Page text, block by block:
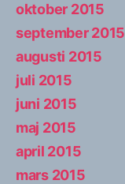
oktober 2015
september 2015
augusti 2015
juli 2015
juni 2015
maj 2015
april 2015
mars 2015